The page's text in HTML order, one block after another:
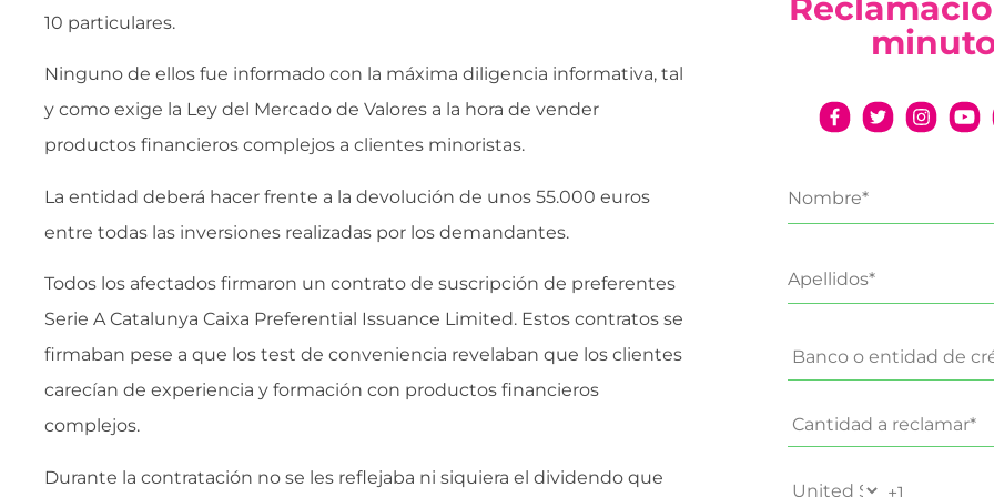
10 particulares.
Ninguno de ellos fue informado con la máxima diligencia informativa, tal
y como exige la Ley del Mercado de Valores a la hora de vender
productos financieros complejos a clientes minoristas.
La entidad deberá hacer frente a la devolución de unos 55.000 euros
entre todas las inversiones realizadas por los demandantes.
Todos los afectados firmaron un contrato de suscripción de preferentes
Serie A Catalunya Caixa Preferential Issuance Limited. Estos contratos se
firmaban pese a que los test de conveniencia revelaban que los clientes
carecían de experiencia y formación con productos financieros
complejos.
Durante la contratación no se les reflejaba ni siquiera el dividendo que